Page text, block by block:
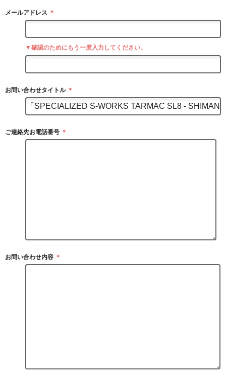
メールアドレス ＊
▼確認のためにもう一度入力してください。
お問い合わせタイトル ＊
ご連絡先お電話番号 ＊
お問い合わせ内容 ＊